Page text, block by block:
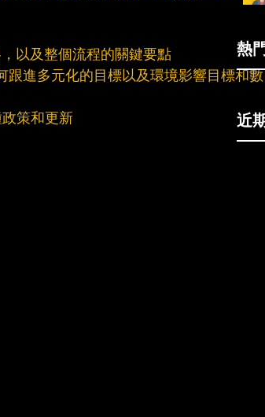
以及整個流程的關鍵要點
跟進多元化的目標以及環境影響目標和數
策和更新
熱
近